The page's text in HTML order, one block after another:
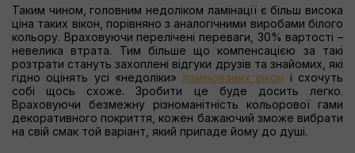
Таким чином, головним недоліком ламінації є більш висока
ціна таких вікон, порівняно з аналогічними виробами білого
кольору. Враховуючи перелічені переваги, 30% вартості –
невелика втрата. Тим більше що компенсацією за такі
розтрати стануть захоплені відгуки друзів та знайомих, які
гідно оцінять усі «недоліки» ламінованих вікон і схочуть
собі щось схоже. Зробити це буде досить легко.
Враховуючи безмежну різноманітність кольорової гами
декоративного покриття, кожен бажаючий зможе вибрати
на свій смак той варіант, який припаде йому до душі.